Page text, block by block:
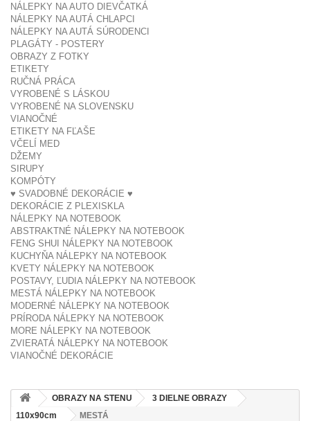
NÁLEPKY NA AUTO DIEVČATKÁ
NÁLEPKY NA AUTÁ CHLAPCI
NÁLEPKY NA AUTÁ SÚRODENCI
PLAGÁTY - POSTERY
OBRAZY Z FOTKY
ETIKETY
RUČNÁ PRÁCA
VYROBENÉ S LÁSKOU
VYROBENÉ NA SLOVENSKU
VIANOČNÉ
ETIKETY NA FĽAŠE
VČELÍ MED
DŽEMY
SIRUPY
KOMPÓTY
♥ SVADOBNÉ DEKORÁCIE ♥
DEKORÁCIE Z PLEXISKLA
NÁLEPKY NA NOTEBOOK
ABSTRAKTNÉ NÁLEPKY NA NOTEBOOK
FENG SHUI NÁLEPKY NA NOTEBOOK
KUCHYŇA NÁLEPKY NA NOTEBOOK
KVETY NÁLEPKY NA NOTEBOOK
POSTAVY, ĽUDIA NÁLEPKY NA NOTEBOOK
MESTÁ NÁLEPKY NA NOTEBOOK
MODERNÉ NÁLEPKY NA NOTEBOOK
PRÍRODA NÁLEPKY NA NOTEBOOK
MORE NÁLEPKY NA NOTEBOOK
ZVIERATÁ NÁLEPKY NA NOTEBOOK
VIANOČNÉ DEKORÁCIE
OBRAZY NA STENU
3 DIELNE OBRAZY
110x90cm
MESTÁ